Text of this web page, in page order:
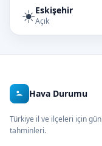
☀️Eskişehir
Açık
Hava Durumu
Türkiye il ve ilçeleri için
tahminleri.